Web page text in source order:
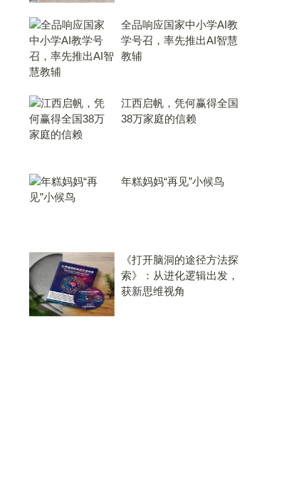
全品响应国家中小学AI教
学号召，率先推出AI智慧
教辅
江西启帆，凭何赢得全国
38万家庭的信赖
年糕妈妈“再见”小候鸟
《打开脑洞的途径方法探
索》：从进化逻辑出发，
获新思维视角